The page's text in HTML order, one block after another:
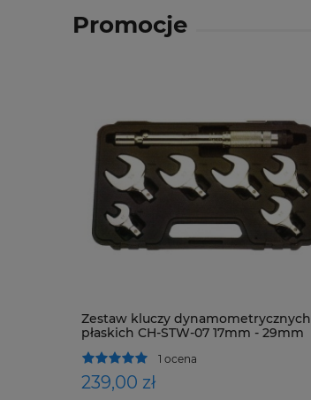
Promocje
Zestaw kluczy dynamometrycznych
płaskich CH-STW-07 17mm - 29mm
1 ocena
239,00 zł